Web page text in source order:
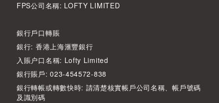
FPS公司名稱: LOFTY LIMITED
銀行戶口轉賬
銀行: 香港上海滙豐銀行
入賬户口名稱: Lofty Limited
銀行賬戶: 023-454572-838
銀行轉帳或轉數快時: 請清楚核實帳戶公司名稱、帳戶號碼
及識別碼